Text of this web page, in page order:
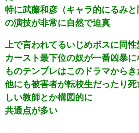
特に武藤和彦（キャラ的にるみと
の演技が非常に自然で迫真
上で言われてるいじめボスに同
カースト最下位の奴が一番凶暴
ものテンプレはこのドラマから
他にも被害者が転校生だったり
しい教師とか構図的に
共通点が多い